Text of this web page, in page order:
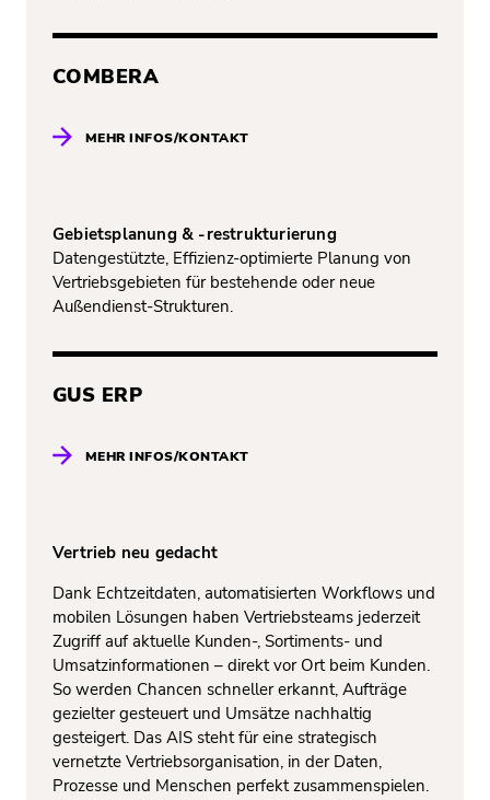
COMBERA
MEHR INFOS/KONTAKT
Gebietsplanung & -restrukturierung
Datengestützte, Effizienz-optimierte Planung von
Vertriebsgebieten für bestehende oder neue
Außendienst-Strukturen.
GUS ERP
MEHR INFOS/KONTAKT
Vertrieb neu gedacht
Dank Echtzeitdaten, automatisierten Workflows und
mobilen Lösungen haben Vertriebsteams jederzeit
Zugriff auf aktuelle Kunden-, Sortiments- und
Umsatzinformationen – direkt vor Ort beim Kunden.
So werden Chancen schneller erkannt, Aufträge
gezielter gesteuert und Umsätze nachhaltig
gesteigert. Das AIS steht für eine strategisch
vernetzte Vertriebsorganisation, in der Daten,
Prozesse und Menschen perfekt zusammenspielen.